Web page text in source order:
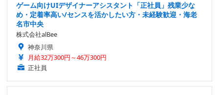
ゲーム向けUIデザイナーアシスタント「正社員」残業少な
め・定着率高い/センスを活かしたい方・未経験歓迎・海老
名市中央
株式会社alBee
神奈川県
月給32万300円～46万300円
正社員